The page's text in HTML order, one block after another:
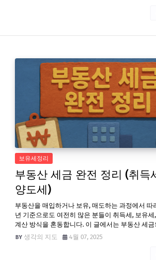
보유세정리
부동산 세금 완전 정리 (취득
양도세)
부동산을 매입하거나 보유, 매도하는 과정에서 따
년 기준으로도 여전히 많은 분들이 취득세, 보유
계산 방식을 혼동합니다. 이 글에서는 부동산 세
생각의 지도
4월 07, 2025